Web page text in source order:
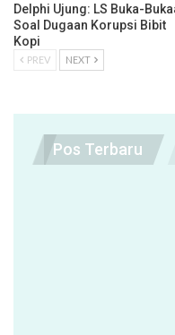
Delphi Ujung: LS Buka-
Soal Dugaan Korupsi Bibit
Kopi
PREV NEXT
Pos Terbaru